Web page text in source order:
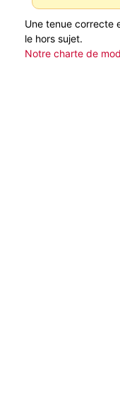
Une tenue correcte
le hors sujet.
Notre charte de